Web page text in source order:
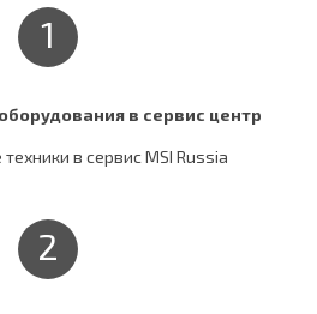
1
в сервис центр
в сервис MSI Russia
2